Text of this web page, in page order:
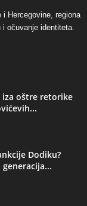
Hercegovine, regiona
očuvanje identiteta.
iza oštre retorike
Dodiku?